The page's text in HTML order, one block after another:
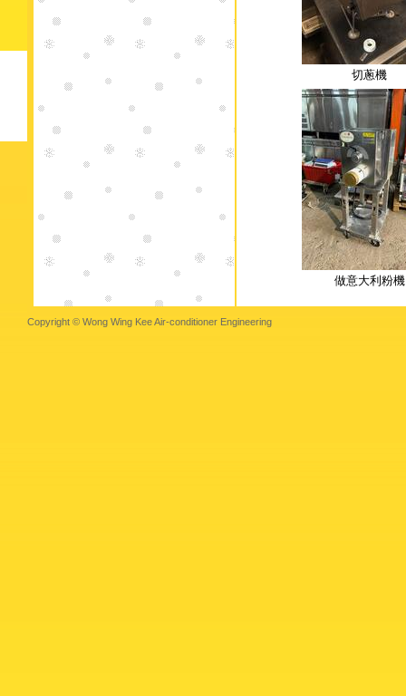
切蔥機
做意大利粉機
Copyright © Wong Wing Kee Air-conditioner Engineering